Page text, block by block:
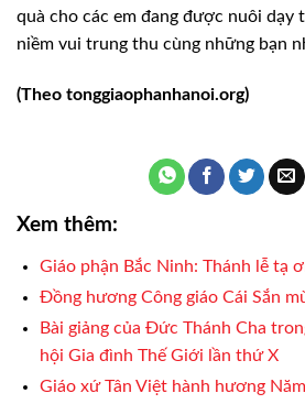
quà cho các em đang được nuôi dạy
niềm vui trung thu cùng những bạn
(Theo tonggiaophanhanoi.org)
Xem thêm:
Giáo phận Bắc Ninh: Thánh lễ tạ
Đồng hương Công giáo Cái Sắn
Bài giảng của Đức Thánh Cha
hội Gia đình Thế Giới lần thứ X
Giáo xứ Tân Việt hành hương